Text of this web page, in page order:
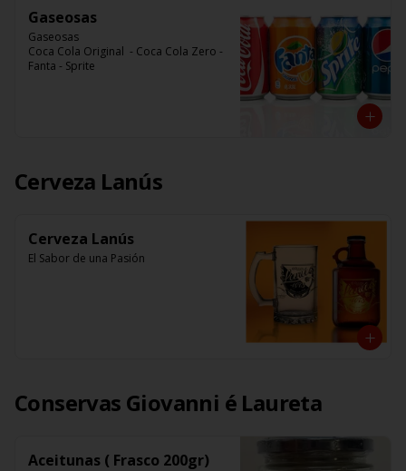
Gaseosas
Gaseosas
Coca Cola Original  - Coca Cola Zero -
Fanta - Sprite
Cerveza Lanús
Cerveza Lanús
El Sabor de una Pasión
Conservas Giovanni é Laureta
Aceitunas ( Frasco 200gr)